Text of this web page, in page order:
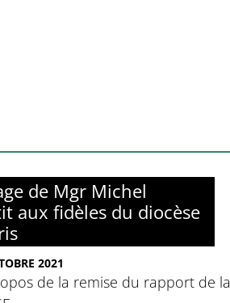
de Mgr Michel
aux fidèles du diocèse
2021
de la remise du rapport de la